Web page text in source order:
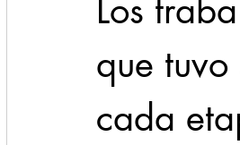
Los
que
cada